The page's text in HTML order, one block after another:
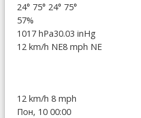
24° 75° 24° 75°
57%
1017 hPa30.03 inHg
12 km/h NE8 mph NE
12 km/h 8 mph
Пон, 10 00:00